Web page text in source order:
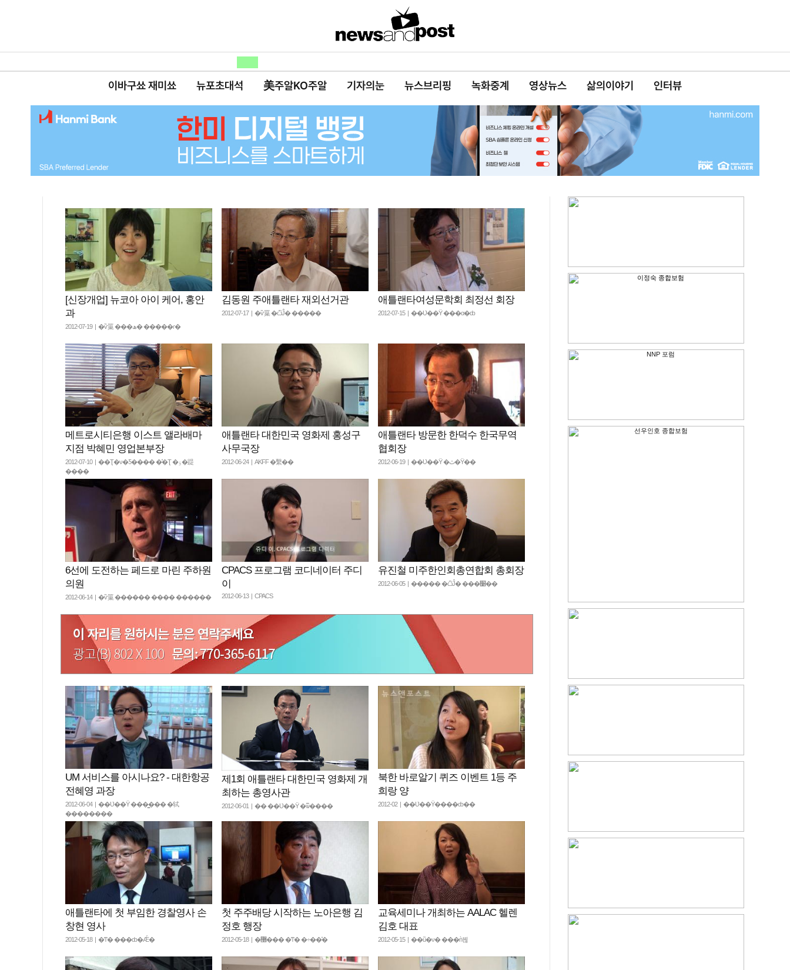
이바구쑈 재미쑈 뉴포초대석 美주알KO주알 기자의눈 뉴스브리핑 녹화중계 영상뉴스 삶의이야기 인터뷰
[신장개업] 뉴코아 아이 케어, 홍안
과
2012-07-19 | �ѷ罺 ���ھ� �����ɾ�
김동원 주애틀랜타 재외선거관
2012-07-17 | �ѷ罺 �ѽĴ� �����
애틀랜타여성문학회 최정선 회장
2012-07-15 | ��Ʋ��Ÿ ���α�ȸ
메트로시티은행 이스트 앨라배마
지점 박혜민 영업본부장
2012-07-10 | ��Ʈ�ν�Ƽ���� �̽�Ʈ �ٶ�踶
����
애틀랜타 대한민국 영화제 홍성구
사무국장
2012-06-24 | AKFF �繫��
애틀랜타 방문한 한덕수 한국무역
협회장
2012-06-19 | ��Ʋ��Ÿ �ٿ�Ÿ��
6선에 도전하는 페드로 마린 주하원
의원
2012-06-14 | �ѷ罺 ������ ���� ������
CPACS 프로그램 코디네이터 주디
이
2012-06-13 | CPACS
유진철 미주한인회총연합회 총회장
2012-06-05 | ����� �ѽĴ� ���׹��
UM 서비스를 아시나요? - 대한항공
전혜영 과장
2012-06-04 | ��Ʋ��Ÿ ���̳��� �轼
��������
제1회 애틀랜타 대한민국 영화제 개
최하는 총영사관
2012-06-01 | �� ��Ʋ��Ÿ �ѿ����
북한 바로알기 퀴즈 이벤트 1등 주
희랑 양
2012-02 | ��Ʋ��Ÿ����ȸ��
애틀랜타에 첫 부임한 경찰영사 손
창현 영사
2012-05-18 | �ͳ� ���ȸ�Ǽ�
첫 주주배당 시작하는 노아은행 김
정호 행장
2012-05-18 | �޸��� �ͳ� �÷��̽�
교육세미나 개최하는 AALAC 헬렌
김호 대표
2012-05-15 | ��ũ�ν� ���ǹ븮